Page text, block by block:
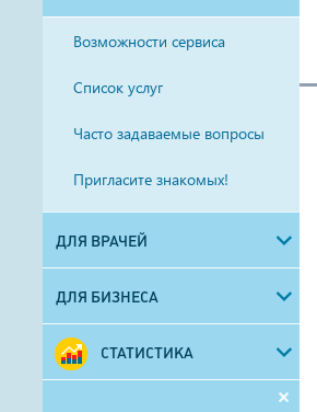
Возможности сервиса
Список услуг
Часто задаваемые вопросы
Пригласите знакомых!
ДЛЯ ВРАЧЕЙ
ДЛЯ БИЗНЕСА
СТАТИСТИКА